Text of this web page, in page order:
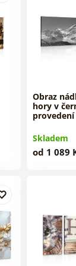
Obraz
hory v
provedení
Skladem
od 1 089